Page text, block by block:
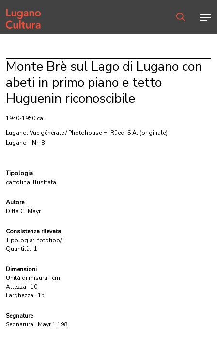
Home page
Monte Brè sul Lago di Lugano con
abeti in primo piano e tetto
Huguenin riconoscibile
1940-1950 ca.
Lugano. Vue générale / Photohouse H. Rüedi S A. (originale)
Lugano - Nr. 8
Tipologia
cartolina illustrata
Autore
Ditta G. Mayr
Consistenza rilevata
Tipologia: fototipo/i
Quantità: 1
Dimensioni
Unità di misura: cm
Altezza: 10
Larghezza: 15
Segnature
Segnatura: Mayr 1.198